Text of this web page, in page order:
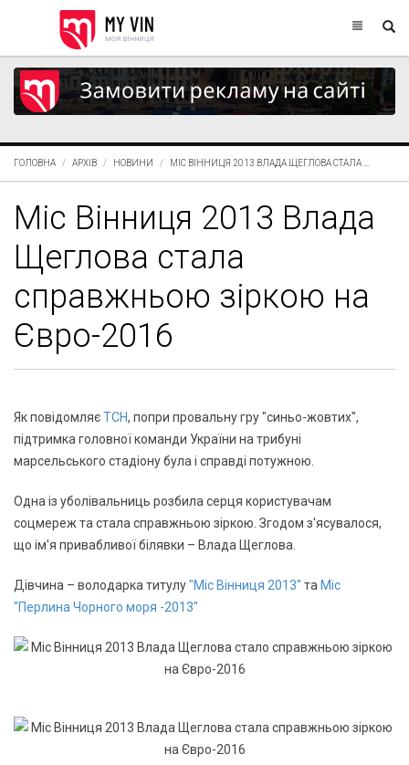
ГОЛОВНА АРХІВ НОВИНИ МІС ВІННИЦЯ 2013 ВЛАДА ЩЕГЛОВА СТАЛА ...
Міс Вінниця 2013 Влада
Щеглова стала
справжньою зіркою на
Євро-2016
Як повідомляєТСН, попри провальну гру "синьо-жовтих",
підтримка головної команди України на трибуні
марсельського стадіону була і справді потужною.
Одна із уболівальниць розбила серця користувачам
соцмереж та стала справжньою зіркою. Згодом з'ясувалося,
що ім'я привабливої білявки – Влада Щеглова.
Дівчина – володарка титулу"Міс Вінниця 2013" та Міс
"Перлина Чорного моря -2013"